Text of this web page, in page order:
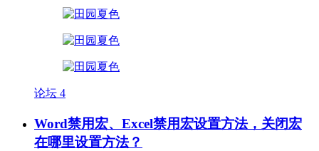
论坛 4
Word禁用宏、Excel禁用宏设置方法，关闭宏
在哪里设置方法？